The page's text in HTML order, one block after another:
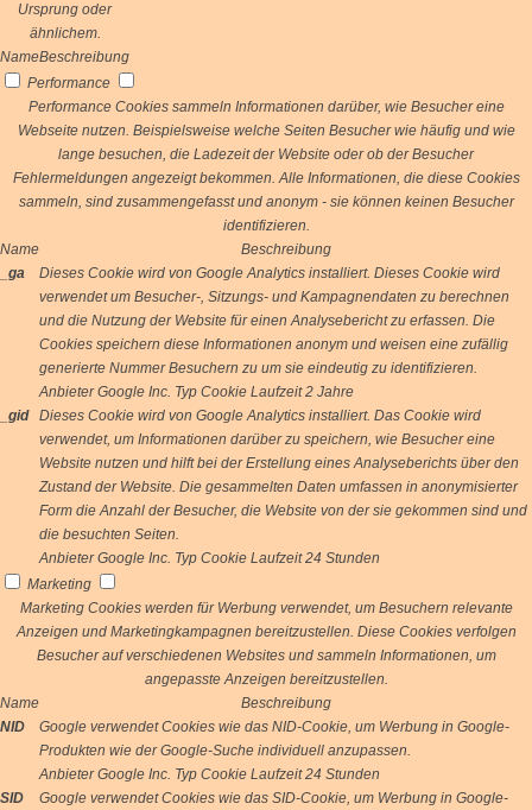
Ursprung oder
ähnlichem.
NameBeschreibung
Performance
Performance Cookies sammeln Informationen darüber, wie Besucher eine
Webseite nutzen. Beispielsweise welche Seiten Besucher wie häufig und wie
lange besuchen, die Ladezeit der Website oder ob der Besucher
Fehlermeldungen angezeigt bekommen. Alle Informationen, die diese Cookies
sammeln, sind zusammengefasst und anonym - sie können keinen Besucher
identifizieren.
Name
Beschreibung
_ga
Dieses Cookie wird von Google Analytics installiert. Dieses Cookie wird
verwendet um Besucher-, Sitzungs- und Kampagnendaten zu berechnen
und die Nutzung der Website für einen Analysebericht zu erfassen. Die
Cookies speichern diese Informationen anonym und weisen eine zufällig
generierte Nummer Besuchern zu um sie eindeutig zu identifizieren.
Anbieter Google Inc. Typ Cookie Laufzeit 2 Jahre
_gid
Dieses Cookie wird von Google Analytics installiert. Das Cookie wird
verwendet, um Informationen darüber zu speichern, wie Besucher eine
Website nutzen und hilft bei der Erstellung eines Analyseberichts über den
Zustand der Website. Die gesammelten Daten umfassen in anonymisierter
Form die Anzahl der Besucher, die Website von der sie gekommen sind und
die besuchten Seiten.
Anbieter Google Inc. Typ Cookie Laufzeit 24 Stunden
Marketing
Marketing Cookies werden für Werbung verwendet, um Besuchern relevante
Anzeigen und Marketingkampagnen bereitzustellen. Diese Cookies verfolgen
Besucher auf verschiedenen Websites und sammeln Informationen, um
angepasste Anzeigen bereitzustellen.
Name
Beschreibung
NID
Google verwendet Cookies wie das NID-Cookie, um Werbung in Google-
Produkten wie der Google-Suche individuell anzupassen.
Anbieter Google Inc. Typ Cookie Laufzeit 24 Stunden
SID
Google verwendet Cookies wie das SID-Cookie, um Werbung in Google-